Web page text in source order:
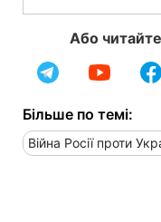
Або
Більше по темі:
Війна Росії проти